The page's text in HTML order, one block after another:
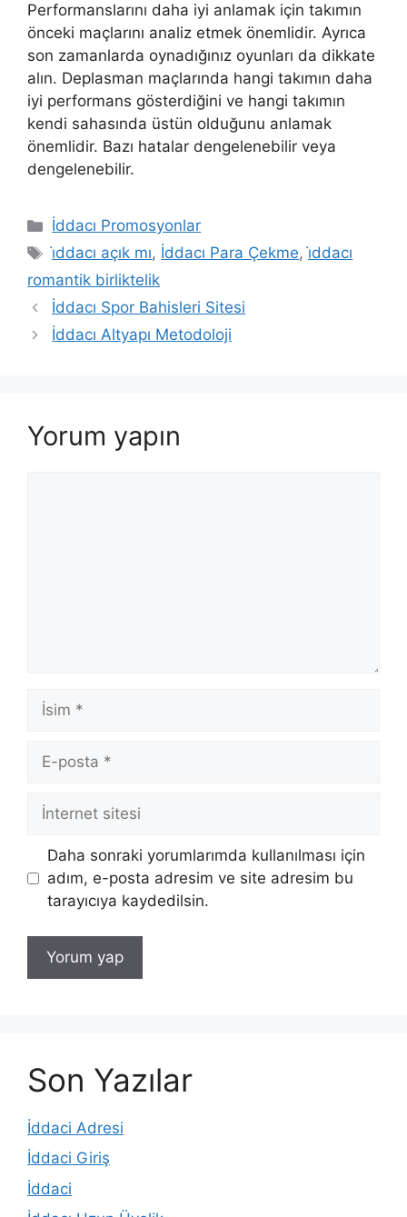
Performanslarını daha iyi anlamak için takımın
önceki maçlarını analiz etmek önemlidir. Ayrıca
son zamanlarda oynadığınız oyunları da dikkate
alın. Deplasman maçlarında hangi takımın daha
iyi performans gösterdiğini ve hangi takımın
kendi sahasında üstün olduğunu anlamak
önemlidir. Bazı hatalar dengelenebilir veya
dengelenebilir.
Kategoriler
İddacı Promosyonlar
Etiketler
i̇ddacı açık mı, İddacı Para Çekme,i̇ddacı
romantik birliktelik
İddacı Spor Bahisleri Sitesi
İddacı Altyapı Metodoloji
Yorum yapın
İsim
posta
İnternet
Daha sonraki yorumlarımda kullanılması için
adım, e-posta adresim ve site adresim bu
tarayıcıya kaydedilsin.
Son Yazılar
İddaci Adresi
İddaci Giriş
İddaci